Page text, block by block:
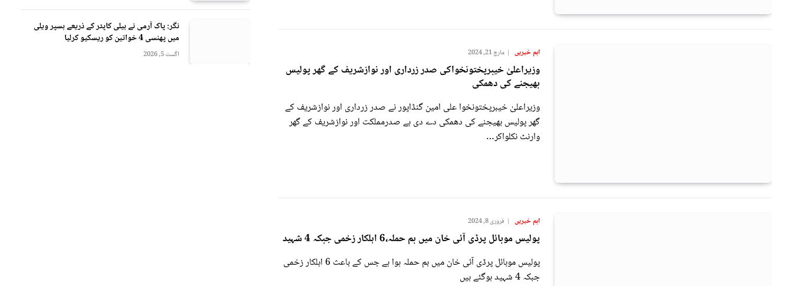
اہم خبریں مارچ 21, 2024
وزیراعلیٰ خیبرپختونخواکی صدر زرداری اور نوازشریف کے گھر پولیس
بھیجنے کی دھمکی
وزیراعلیٰ خیبرپختونخوا علی امین گنڈاپور نے صدر زرداری اور نوازشریف کے
گھر پولیس بھیجنے کی دھمکی دے دی ہے صدرمملکت اور نوازشریف کے گھر
وارنٹ نکلواکر…
اہم خبریں فروری 8, 2024
پولیس موبائل پرڈی آئی خان میں بم حملہ،6 اہلکار زخمی جبکہ 4 شہید
پولیس موبائل پرڈی آئی خان میں بم حملہ ہوا ہے جس کے باعث 6 اہلکار زخمی
جبکہ 4 شہید ہوگئے ہیں
نگر: پاک آرمی نے ہیلی کاپٹر کے ذریعے ہسپر ویلی
میں پھنسی 4 خواتین کو ریسکیو کرلیا
اگست 5, 2026